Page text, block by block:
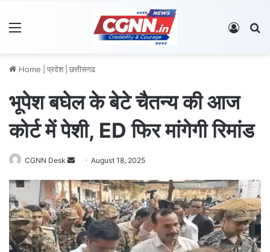
Log In
Home प्रदेश छत्तीसगढ
भूपेश बघेल के बेटे चैतन्य की आज
कोर्ट में पेशी, ED फिर मांगेगी रिमांड
CGNN Desk
n
d
a
n
e
August 18, 2025